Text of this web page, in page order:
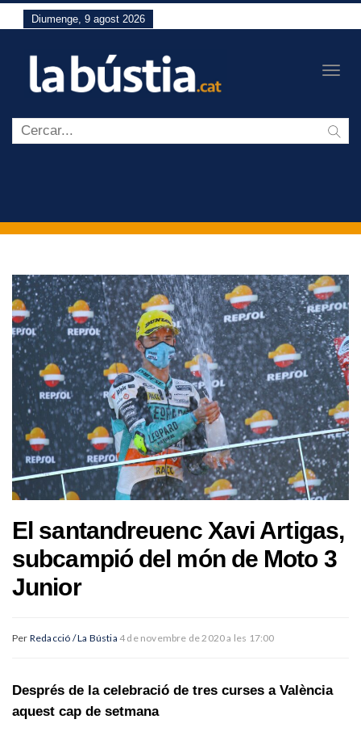
Diumenge, 9 agost 2026
El santandreuenc Xavi Artigas,
subcampió del món de Moto 3
Junior
Per Redacció / La Bústia 4 de novembre de 2020 a les 17:00
Després de la celebració de tres curses a València
aquest cap de setmana